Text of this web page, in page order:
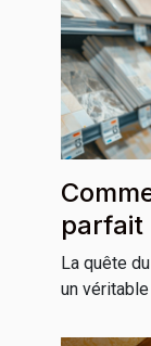
parfait
la
La quête
un